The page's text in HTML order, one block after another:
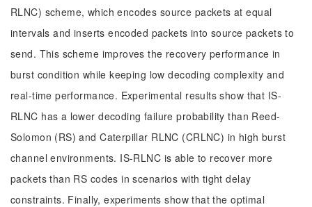
RLNC) scheme, which encodes source packets at equal
intervals and inserts encoded packets into source packets to
send. This scheme improves the recovery performance in
burst condition while keeping low decoding complexity and
real-time performance. Experimental results show that IS-
RLNC has a lower decoding failure probability than Reed-
Solomon (RS) and Caterpillar RLNC (CRLNC) in high burst
channel environments. IS-RLNC is able to recover more
packets than RS codes in scenarios with tight delay
constraints. Finally, experiments show that the optimal